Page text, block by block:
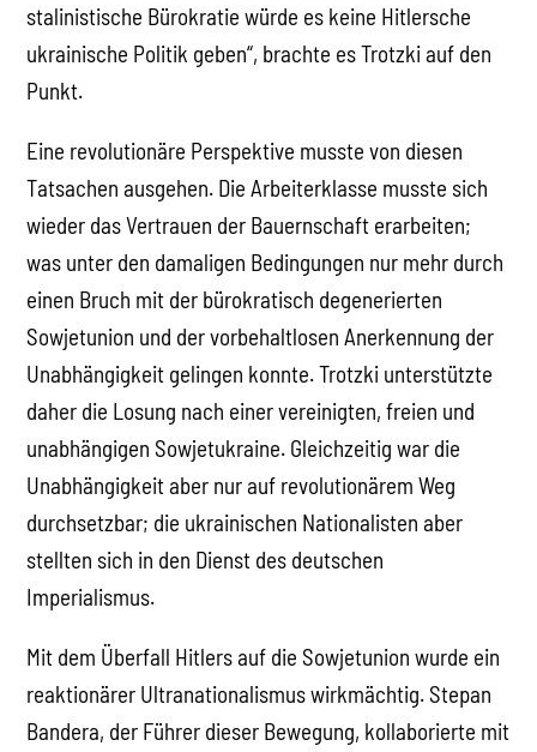
stalinistische Bürokratie würde es keine Hitlersche
ukrainische Politik geben“, brachte es Trotzki auf den
Punkt.
Eine revolutionäre Perspektive musste von diesen
Tatsachen ausgehen. Die Arbeiterklasse musste sich
wieder das Vertrauen der Bauernschaft erarbeiten;
was unter den damaligen Bedingungen nur mehr durch
einen Bruch mit der bürokratisch degenerierten
Sowjetunion und der vorbehaltlosen Anerkennung der
Unabhängigkeit gelingen konnte. Trotzki unterstützte
daher die Losung nach einer vereinigten, freien und
unabhängigen Sowjetukraine. Gleichzeitig war die
Unabhängigkeit aber nur auf revolutionärem Weg
durchsetzbar; die ukrainischen Nationalisten aber
stellten sich in den Dienst des deutschen
Imperialismus.
Mit dem Überfall Hitlers auf die Sowjetunion wurde ein
reaktionärer Ultranationalismus wirkmächtig. Stepan
Bandera, der Führer dieser Bewegung, kollaborierte mit